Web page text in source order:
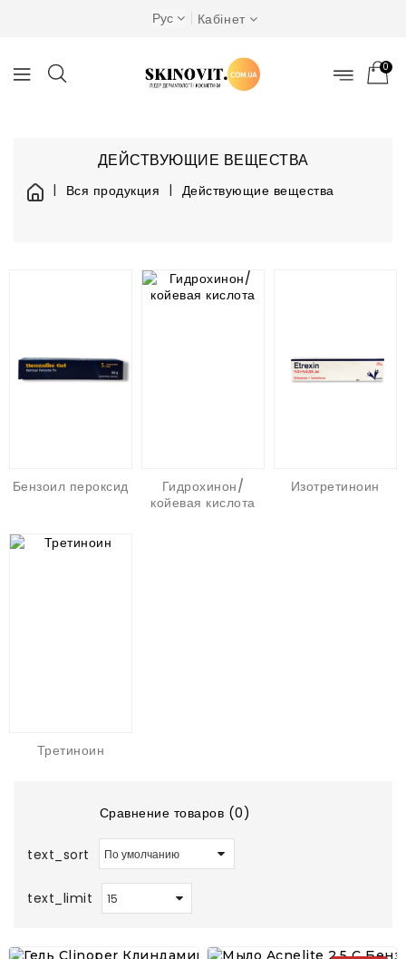
Рус Кабінет
0
ДЕЙСТВУЮЩИЕ ВЕЩЕСТВА
Вся продукция Действующие вещества
Бензоил пероксид
Гидрохинон/
койевая кислота
Изотретиноин
Третиноин
Сравнение товаров (0)
text_sort
text_limit